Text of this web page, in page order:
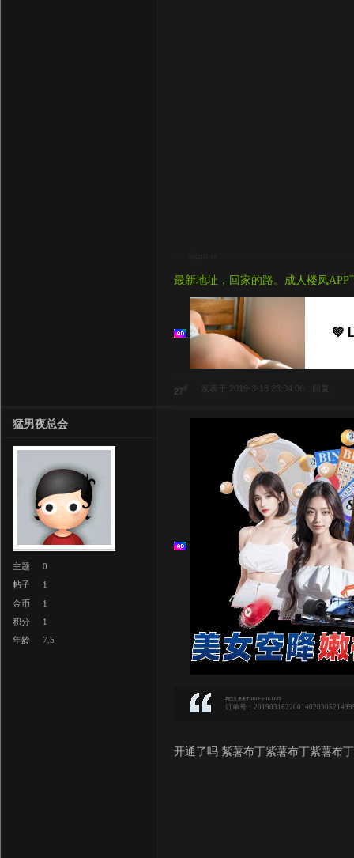
最新地址，回家的路。成人楼凤APP
💚
27# 发表于 2019-3-18 23:04:06 回复
猛男夜总会
主题
0
帖子
1
金币
1
积分
1
年龄
7.5
鸡巴王 发表于 2019-3-16 11:29
订单号：
开通了吗 紫薯布丁紫薯布丁紫薯布